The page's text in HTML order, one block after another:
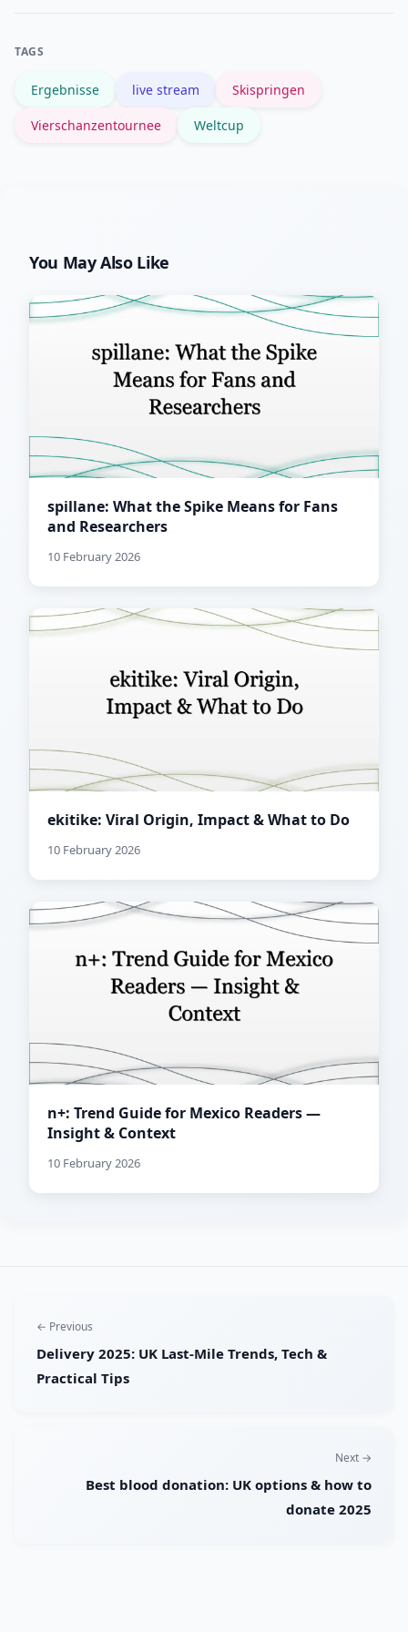
TAGS
Ergebnisse live stream Skispringen
Vierschanzentournee Weltcup
You May Also Like
spillane: What the Spike Means for Fans
and Researchers
10 February 2026
ekitike: Viral Origin, Impact & What to Do
10 February 2026
n+: Trend Guide for Mexico Readers —
Insight & Context
10 February 2026
← Previous
Delivery 2025: UK Last-Mile Trends, Tech &
Practical Tips
Next →
Best blood donation: UK options & how to
donate 2025